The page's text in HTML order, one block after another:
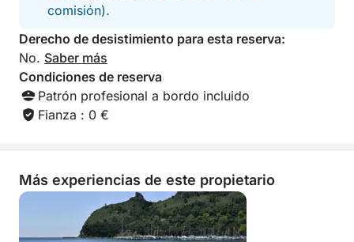
comisión).
Derecho de desistimiento para esta reserva:
No. Saber más
Condiciones de reserva
Patrón profesional a bordo incluido
Fianza : 0 €
Más experiencias de este propietario